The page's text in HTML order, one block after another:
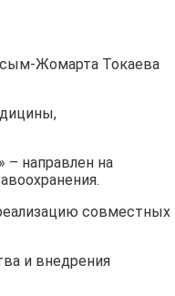
Жомарта Токаева
– направлен на
совместных
и внедрения